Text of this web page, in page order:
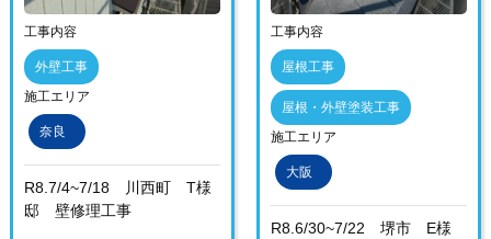
工事内容
外壁工事
施工エリア
奈良
R8.7/4~7/18 川西町 T様
邸 壁修理工事
工事内容
屋根工事
屋根・外壁塗装工事
施工エリア
大阪
R8.6/30~7/22 堺市 E様